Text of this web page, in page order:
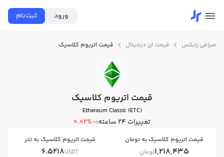
ورود ثبت‌نام
صرافی رابکس قیمت ارز دیجیتال قیمت اتریوم کلاسیک
قیمت اتریوم کلاسیک
Ethereum Classic (ETC)
تغییرات ۲۴ ساعته: -0.02%
قیمت اتریوم کلاسیک به تومان
1,218,435تومان
قیمت اتریوم کلاسیک به تتر
6.5218USDT